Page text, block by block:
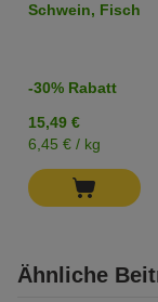
Ähnliche
Schwein, Fisch
-30% Rabatt
15,49 €
6,45 € / kg